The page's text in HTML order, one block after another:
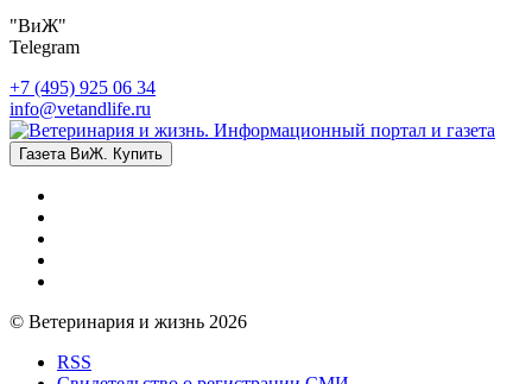
"ВиЖ"
Telegram
+7 (495) 925 06 34
info@vetandlife.ru
Газета ВиЖ. Купить
© Ветеринария и жизнь 2026
RSS